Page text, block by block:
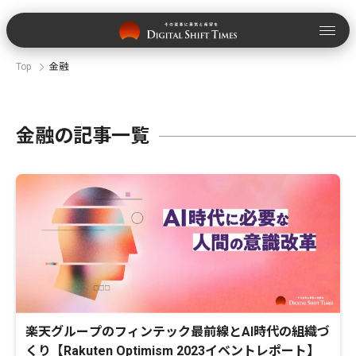
Top 金融
金融の記事一覧
楽天グループのフィンテック最前線とAI時代の組織づ
くり【Rakuten Optimism 2023イベントレポート】